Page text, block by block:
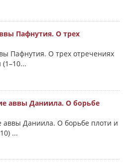
Пафнутия. О трех
Пафнутия. О трех отречениях
аввы Даниила. О борьбе
аввы Даниила. О борьбе плоти и
...